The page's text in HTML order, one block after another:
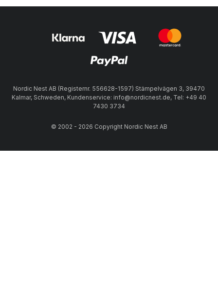
Nordic Nest AB (Registernr. 556628-1597) Stämpelvägen 3, 39470
Kalmar, Schweden, Kundenservice: info@nordicnest.de, Tel: +49 40
7430 3734
© 2002 - 2026 Copyright Nordic Nest AB